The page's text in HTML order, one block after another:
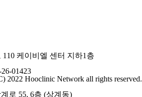
케이비엘 센터 지하1층
01423
2022 Hooclinic Network all rights reserved.
로 55, 6층 (상계동)